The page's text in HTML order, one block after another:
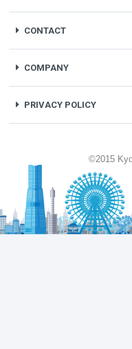
CONTACT
COMPANY
PRIVACY POLICY
©2015